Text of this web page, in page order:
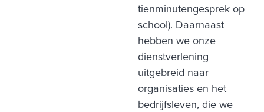
tienminutengesprek op
school). Daarnaast
hebben we onze
dienstverlening
uitgebreid naar
organisaties en het
bedrijfsleven, die we